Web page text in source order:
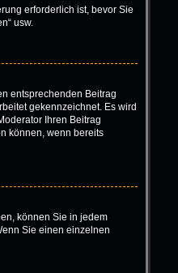
erforderlich ist, bevor Sie
usw.
entsprechenden Beitrag
gekennzeichnet. Es wird
Ihren Beitrag
können, wenn bereits
können Sie in jedem
Sie einen einzelnen